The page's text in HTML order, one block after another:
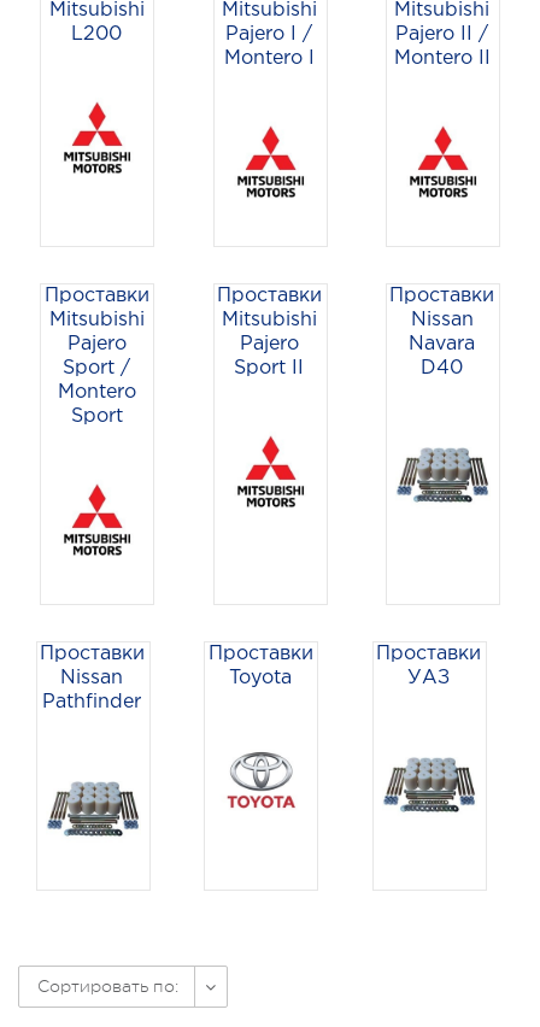
Mitsubishi
L200
Mitsubishi
Pajero I /
Montero I
Mitsubishi
Pajero II /
Montero II
Проставки
Mitsubishi
Pajero
Sport /
Montero
Sport
Проставки
Mitsubishi
Pajero
Sport II
Проставки
Nissan
Navara
D40
Проставки
Nissan
Pathfinder
Проставки
Toyota
Проставки
УАЗ
Сортировать по: